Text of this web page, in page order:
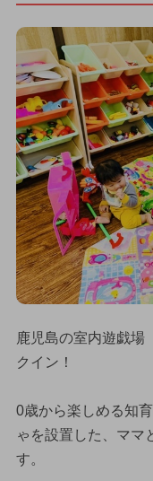
鹿児島の室内遊戯場
クイン！
0歳から楽しめる知
ゃを設置した、ママ
す。